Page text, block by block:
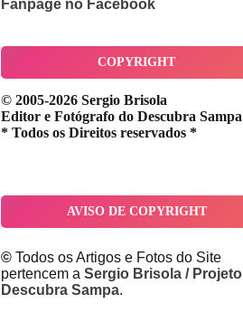
Fanpage no Facebook
COPYRIGHT
© 2005-2026 Sergio Brisola
Editor e Fotógrafo do Descubra Sampa
* Todos os Direitos reservados *
AVISO DE COPYRIGHT
© Todos os Artigos e Fotos do Site
pertencem a Sergio Brisola / Projeto
Descubra Sampa.